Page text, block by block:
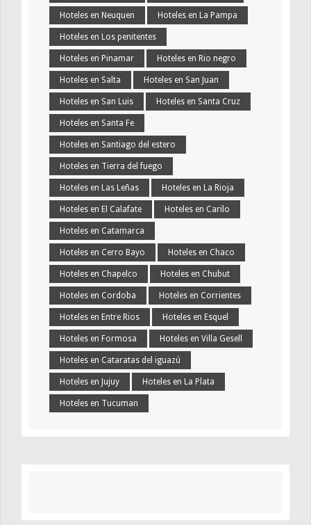
Hoteles en Neuquen Hoteles en La Pampa
Hoteles en Los penitentes
Hoteles en Pinamar Hoteles en Rio negro
Hoteles en Salta Hoteles en San Juan
Hoteles en San Luis Hoteles en Santa Cruz
Hoteles en Santa Fe
Hoteles en Santiago del estero
Hoteles en Tierra del fuego
Hoteles en Las Leñas Hoteles en La Rioja
Hoteles en El Calafate Hoteles en Carilo
Hoteles en Catamarca
Hoteles en Cerro Bayo Hoteles en Chaco
Hoteles en Chapelco Hoteles en Chubut
Hoteles en Cordoba Hoteles en Corrientes
Hoteles en Entre Rios Hoteles en Esquel
Hoteles en Formosa Hoteles en Villa Gesell
Hoteles en Cataratas del iguazú
Hoteles en Jujuy Hoteles en La Plata
Hoteles en Tucuman